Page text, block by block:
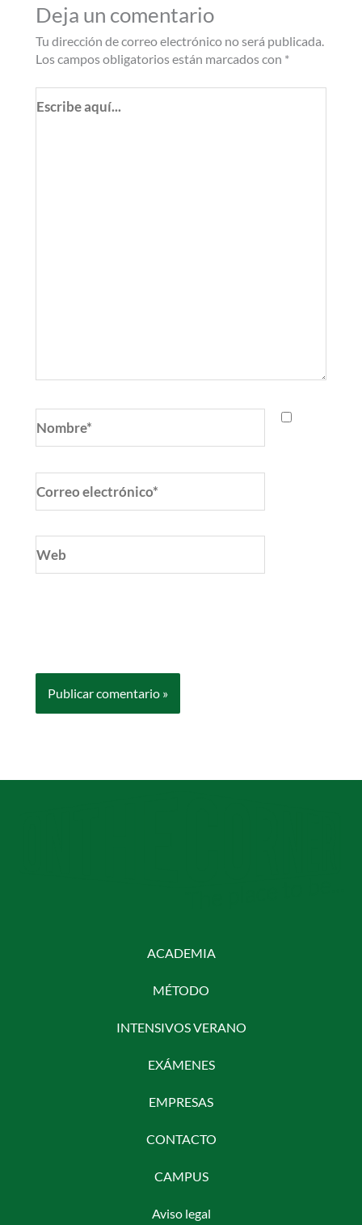
Deja un comentario
Tu dirección de correo electrónico no será publicada.
Los campos obligatorios están marcados con *
aquí...
electrónico*
ACADEMIA
MÉTODO
INTENSIVOS VERANO
EXÁMENES
EMPRESAS
CONTACTO
CAMPUS
Aviso legal